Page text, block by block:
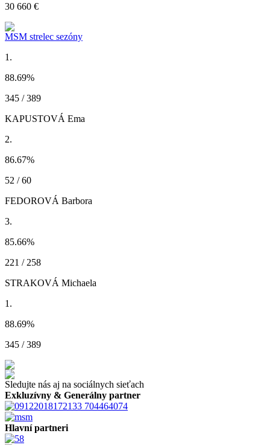
30 660 €
MSM strelec sezóny
1.
88.69%
345 / 389
KAPUSTOVÁ Ema
2.
86.67%
52 / 60
FEDOROVÁ Barbora
3.
85.66%
221 / 258
STRAKOVÁ Michaela
1.
88.69%
345 / 389
Sledujte nás aj na sociálnych sieťach
Exkluzívny & Generálny partner
Hlavní partneri